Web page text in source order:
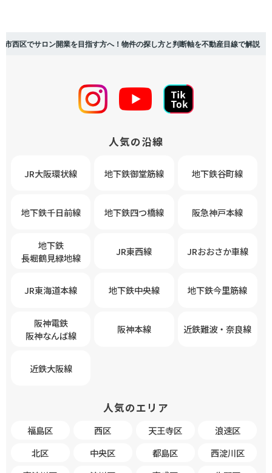
市西区でサロン開業を目指す方へ！物件の探し方と判断軸を不動産目線で解説
人気の沿線
JR大阪環状線 地下鉄御堂筋線 地下鉄谷町線
地下鉄千日前線 地下鉄四つ橋線 阪急神戸本線
地下鉄
長堀鶴見緑地線
JR東西線 JRおおさか車線
JR東海道本線 地下鉄中央線 地下鉄今里筋線
阪神電鉄
阪神なんば線
阪神本線 近鉄難波・奈良線
近鉄大阪線
人気のエリア
福島区 西区 天王寺区
浪速区
北区
中央区 都島区
西淀川区